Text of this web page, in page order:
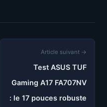
Article suivant →
Test ASUS TUF
Gaming A17 FA707NV
: le 17 pouces robuste